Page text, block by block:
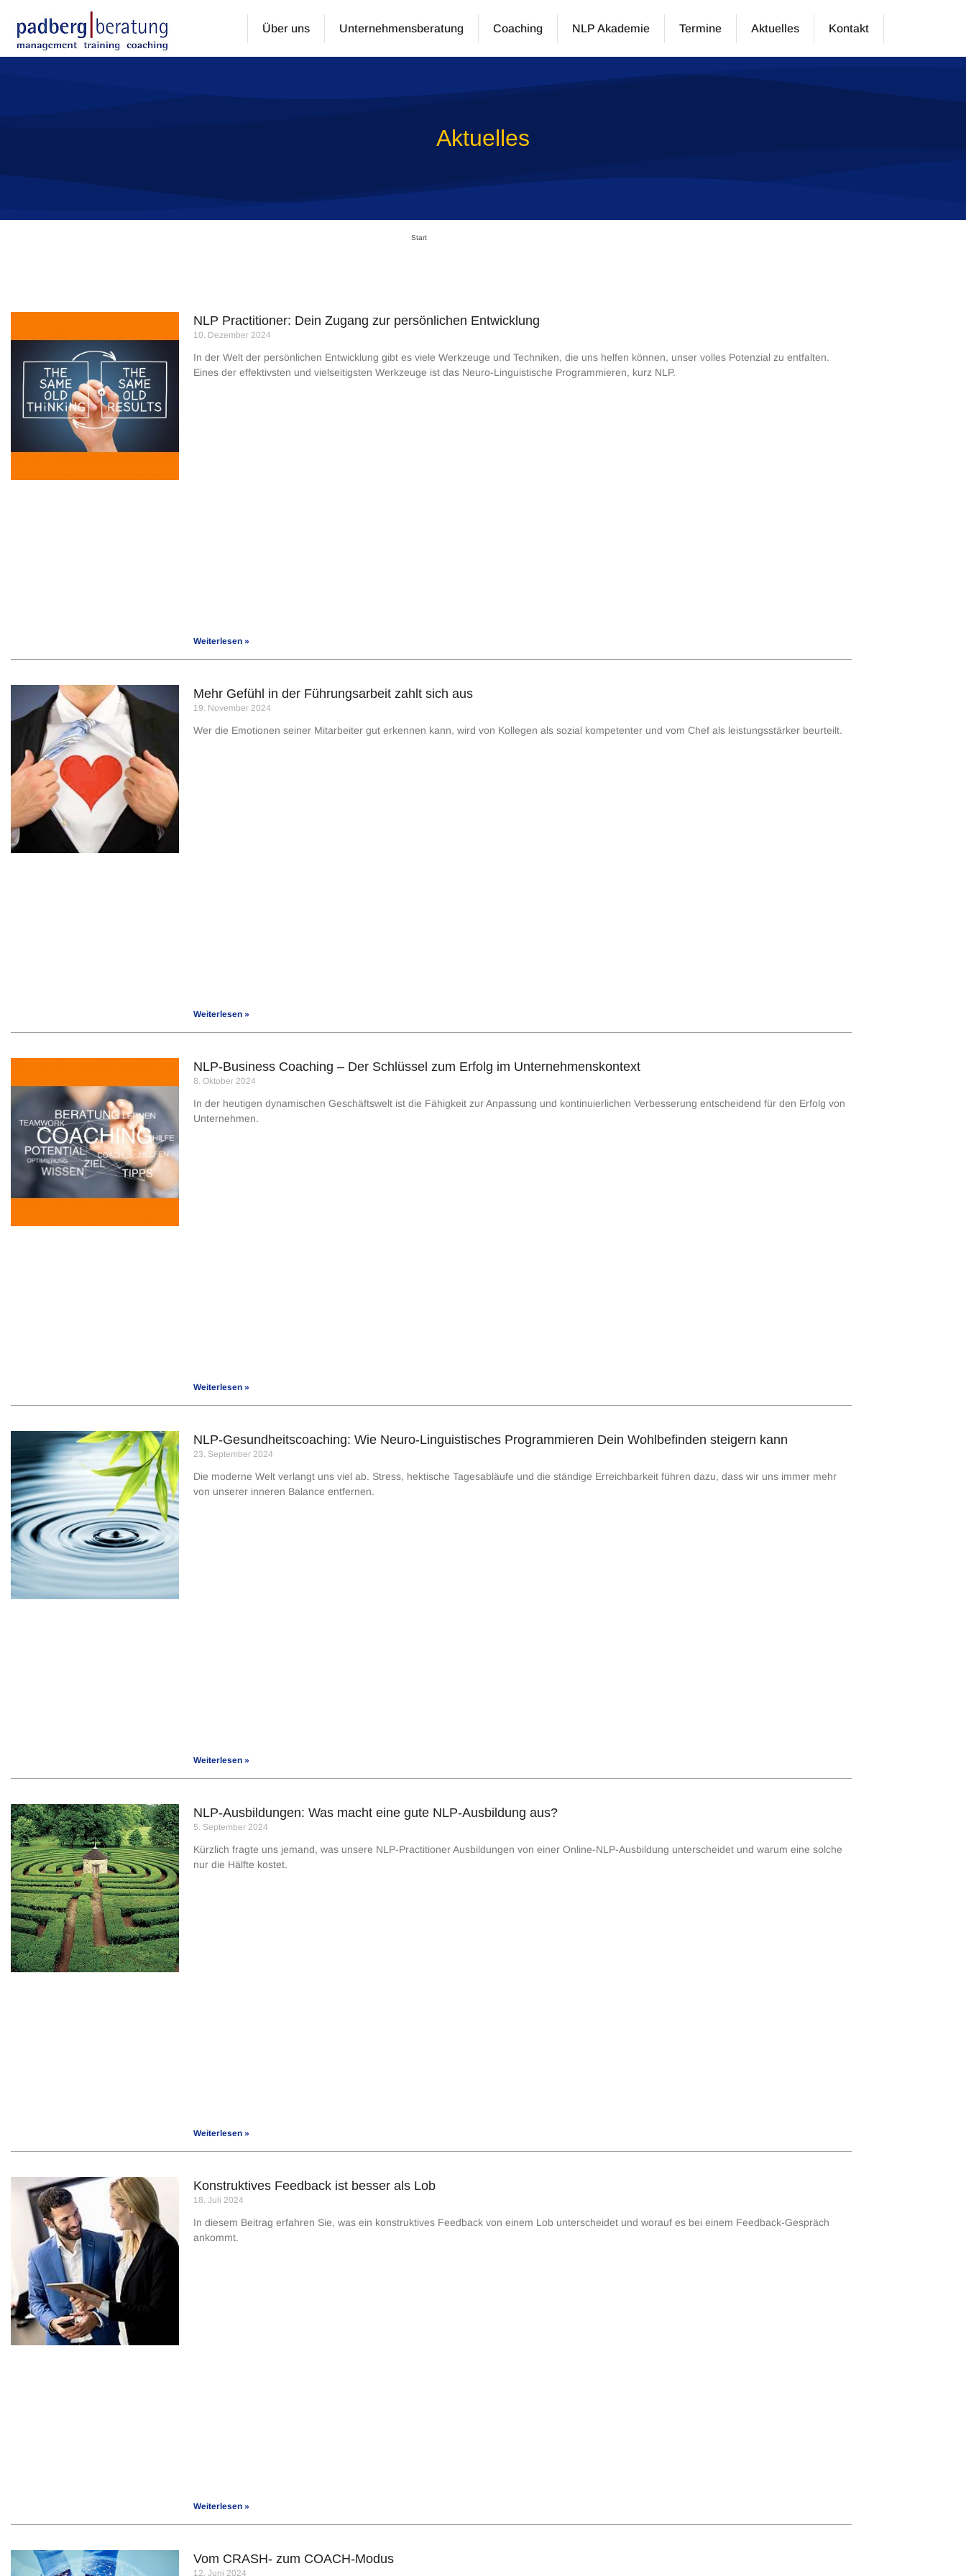
Über uns Unternehmensberatung Coaching NLP Akademie Termine Aktuelles Kontakt
Aktuelles
Start
NLP Practitioner: Dein Zugang zur persönlichen Entwicklung
10. Dezember 2024
In der Welt der persönlichen Entwicklung gibt es viele Werkzeuge und Techniken, die uns helfen können, unser volles Potenzial zu entfalten.
Eines der effektivsten und vielseitigsten Werkzeuge ist das Neuro-Linguistische Programmieren, kurz NLP.
Weiterlesen »
Mehr Gefühl in der Führungsarbeit zahlt sich aus
19. November 2024
Wer die Emotionen seiner Mitarbeiter gut erkennen kann, wird von Kollegen als sozial kompetenter und vom Chef als leistungsstärker beur­teilt.
Weiterlesen »
NLP-Business Coaching – Der Schlüssel zum Erfolg im Unternehmenskontext
8. Oktober 2024
In der heutigen dynamischen Geschäftswelt ist die Fähigkeit zur Anpassung und kontinuierlichen Verbesserung entscheidend für den Erfolg von
Unternehmen.
Weiterlesen »
NLP-Gesundheitscoaching: Wie Neuro-Linguistisches Programmieren Dein Wohlbefinden steigern kann
23. September 2024
Die moderne Welt verlangt uns viel ab. Stress, hektische Tagesabläufe und die ständige Erreichbarkeit führen dazu, dass wir uns immer mehr
von unserer inneren Balance entfernen.
Weiterlesen »
NLP-Ausbildungen: Was macht eine gute NLP-Ausbildung aus?
5. September 2024
Kürzlich fragte uns jemand, was unsere NLP-Practitioner Ausbildungen von einer Online-NLP-Ausbildung unterscheidet und warum eine solche
nur die Hälfte kostet.
Weiterlesen »
Konstruktives Feedback ist besser als Lob
18. Juli 2024
In diesem Beitrag erfahren Sie, was ein konstruktives Feedback von einem Lob unterscheidet und worauf es bei einem Feedback-Gespräch
ankommt.
Weiterlesen »
Vom CRASH- zum COACH-Modus
12. Juni 2024